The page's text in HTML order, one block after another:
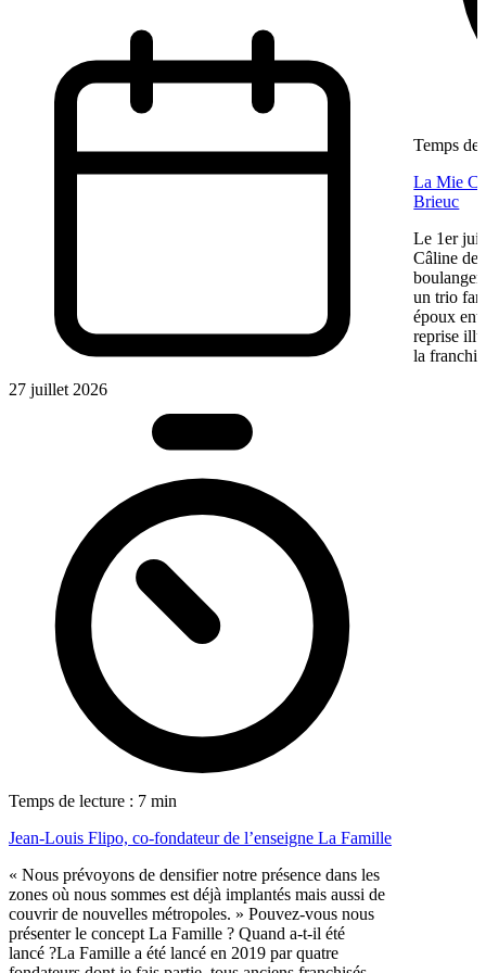
27 juillet 2026
Temps de lecture : 7 min
Jean-Louis Flipo, co-fondateur de l’enseigne La Famille
« Nous prévoyons de densifier notre présence dans les
zones où nous sommes est déjà implantés mais aussi de
couvrir de nouvelles métropoles. » Pouvez-vous nous
présenter le concept La Famille ? Quand a-t-il été
lancé ?La Famille a été lancé en 2019 par quatre
Temps de
La Mie
Brieuc
Le 1er
Câline de
un trio
époux
reprise
la